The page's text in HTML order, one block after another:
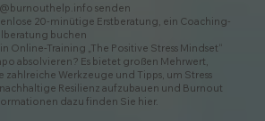
senden
20-minütige Erstberatung, ein Coaching-
buchen
Online-Training „The Positive Stress Mindset“
absolvieren? Es bietet großen Mehrwert,
zahlreiche Werkzeuge und Tipps, um Stress
Resilienz aufzubauen und Burnout
dazu finden Sie hier.